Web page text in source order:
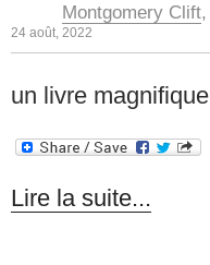
Montgomery Clift,
24 août, 2022
un livre magnifique
Lire la suite...